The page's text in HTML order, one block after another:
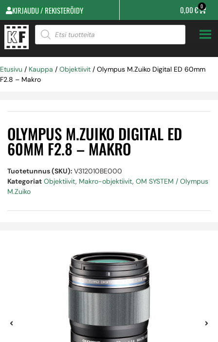
KIRJAUDU / REKISTERÖIDY 0,00€ 0
Etusivu / Kauppa / Objektiivit / Olympus M.Zuiko Digital ED 60mm
F2.8 – Makro
OLYMPUS M.ZUIKO DIGITAL ED
60MM F2.8 – MAKRO
Tuotetunnus (SKU): V312010BE000
Kategoriat Objektiivit, Makro-objektiivit, OM SYSTEM / Olympus
M.Zuiko